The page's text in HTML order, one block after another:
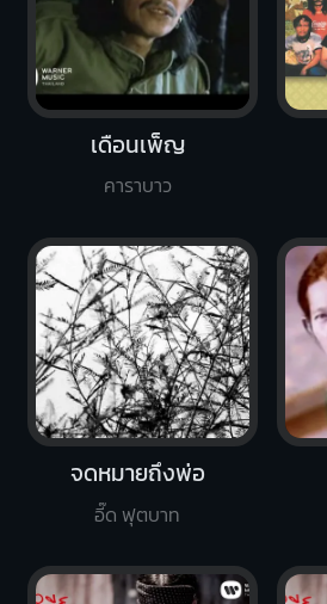
เดือนเพ็ญ
คาราบาว
จดหมายถึงพ่อ
อี๊ด ฟุตบาท